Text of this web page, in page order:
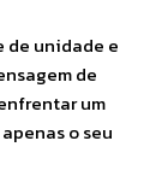
de unidade e
de
um
o seu